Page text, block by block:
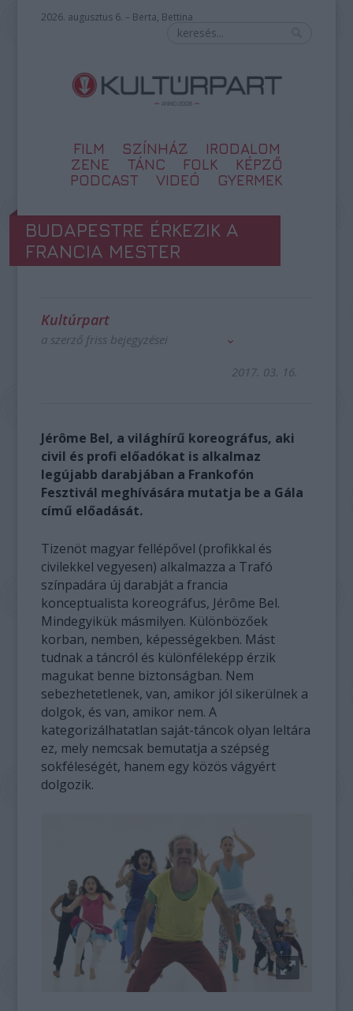
2026. augusztus 6. – Berta, Bettina
FILM SZÍNHÁZ
IRODALOM
ZENE
TÁNC FOLK
KÉPZŐ
PODCAST
VIDEÓ GYERMEK
BUDAPESTRE ÉRKEZIK A
FRANCIA MESTER
Kultúrpart
a szerző friss bejegyzései
2017. 03. 16.
Jérôme Bel, a világhírű koreográfus, aki
civil és profi előadókat is alkalmaz
legújabb darabjában a Frankofón
Fesztivál meghívására mutatja be a Gála
című előadását.
Tizenöt magyar fellépővel (profikkal és
civilekkel vegyesen) alkalmazza a Trafó
színpadára új darabját a francia
konceptualista koreográfus, Jérôme Bel.
Mindegyikük másmilyen. Különbözőek
korban, nemben, képességekben. Mást
tudnak a táncról és különféleképp érzik
magukat benne biztonságban. Nem
sebezhetetlenek, van, amikor jól sikerülnek a
dolgok, és van, amikor nem. A
kategorizálhatatlan saját-táncok olyan leltára
ez, mely nemcsak bemutatja a szépség
sokféleségét, hanem egy közös vágyért
dolgozik.